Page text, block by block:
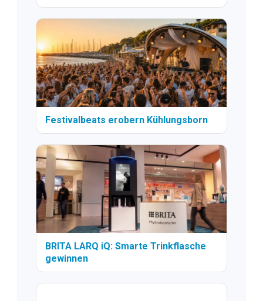
Festivalbeats erobern Kühlungsborn
BRITA LARQ iQ: Smarte Trinkflasche
gewinnen